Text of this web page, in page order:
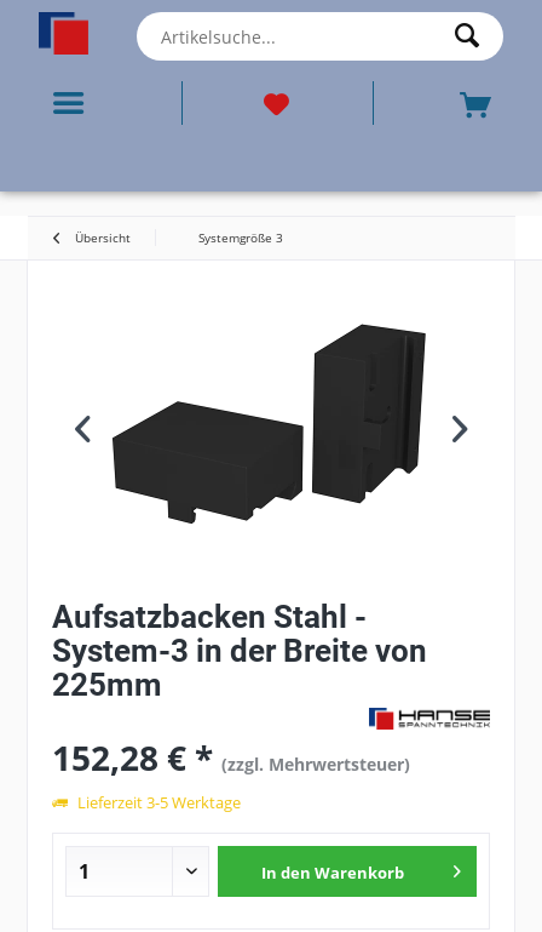
Übersicht Systemgröße 3
Aufsatzbacken Stahl -
System-3 in der Breite von
225mm
152,28 € *(zzgl. Mehrwertsteuer)
Lieferzeit 3-5 Werktage
In den Warenkorb